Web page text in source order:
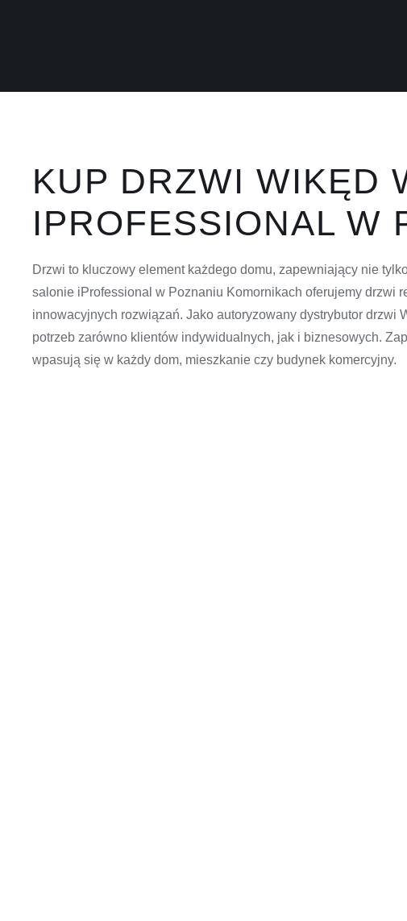
KUP DRZWI WIKĘD
IPROFESSIONAL W
Drzwi to kluczowy element każdego domu, zapewniający nie
salonie iProfessional w Poznaniu Komornikach oferujemy drzwi
innowacyjnych rozwiązań. Jako autoryzowany dystrybutor
potrzeb zarówno klientów indywidualnych, jak i biznesowych.
wpasują się w każdy dom, mieszkanie czy budynek komercyjny.